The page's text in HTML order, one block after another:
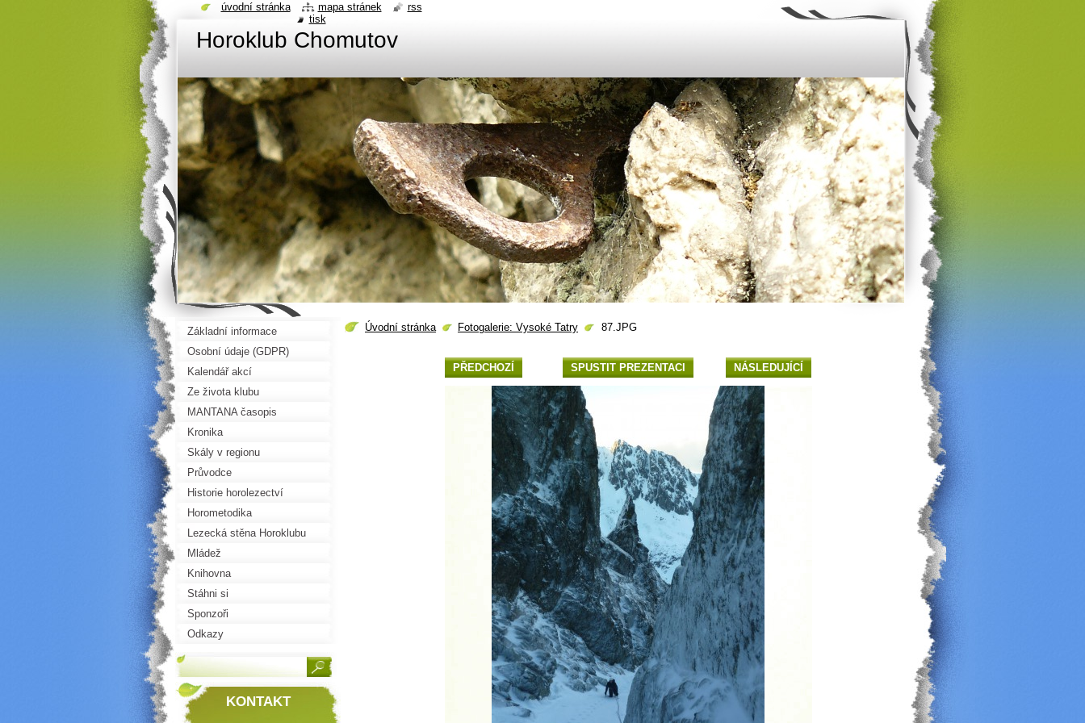
Horoklub Chomutov
Úvodní stránka Fotogalerie: Vysoké Tatry 87.JPG
PŘEDCHOZÍ SPUSTIT PREZENTACI NÁSLEDUJÍCÍ
Základní informace
Osobní údaje (GDPR)
Kalendář akcí
Ze života klubu
MANTANA časopis
Kronika
Skály v regionu
Průvodce
Historie horolezectví
Horometodika
Lezecká stěna Horoklubu
Mládež
Knihovna
Stáhni si
Sponzoři
Odkazy
KONTAKT
úvodní stránka mapa stránek
rss
tisk